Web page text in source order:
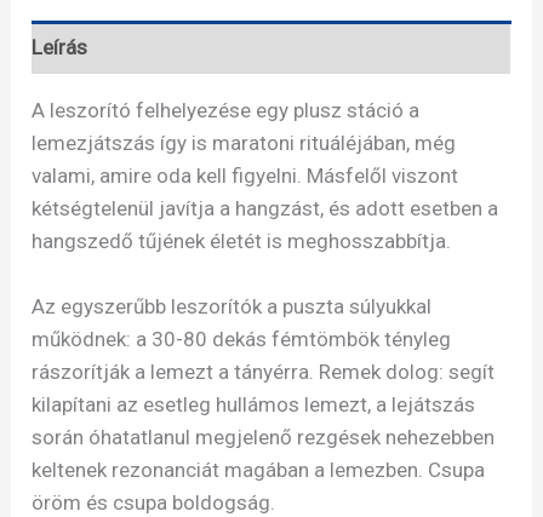
Leírás
A leszorító felhelyezése egy plusz stáció a
lemezjátszás így is maratoni rituáléjában, még
valami, amire oda kell figyelni. Másfelől viszont
kétségtelenül javítja a hangzást, és adott esetben a
hangszedő tűjének életét is meghosszabbítja.
Az egyszerűbb leszorítók a puszta súlyukkal
működnek: a 30-80 dekás fémtömbök tényleg
rászorítják a lemezt a tányérra. Remek dolog: segít
kilapítani az esetleg hullámos lemezt, a lejátszás
során óhatatlanul megjelenő rezgések nehezebben
keltenek rezonanciát magában a lemezben. Csupa
öröm és csupa boldogság.